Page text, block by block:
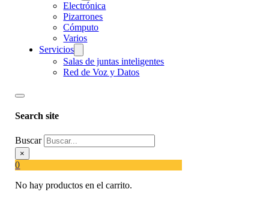
Electrónica
Pizarrones
Cómputo
Varios
Servicios
Salas de juntas inteligentes
Red de Voz y Datos
Search site
Buscar
×
0
No hay productos en el carrito.